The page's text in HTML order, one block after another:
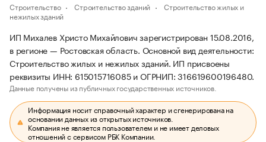
Строительство Строительство зданий
Строительство жилых и
нежилых зданий
ИП Михалев Христо Михайлович зарегистрирован 15.08.2016,
в регионе — Ростовская область. Основной вид деятельности:
Строительство жилых и нежилых зданий. ИП присвоены
реквизиты ИНН: 615015716085 и ОГРНИП: 316619600196480.
Данные получены из публичных государственных источников.
Информация носит справочный характер и сгенерирована на
основании данных из открытых источников.
Компания не является пользователем и не имеет деловых
отношений с сервисом РБК Компании.